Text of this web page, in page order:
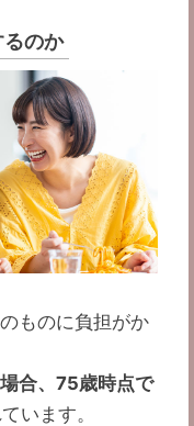
のか
ものに負担がか
合、75歳時点で
います。